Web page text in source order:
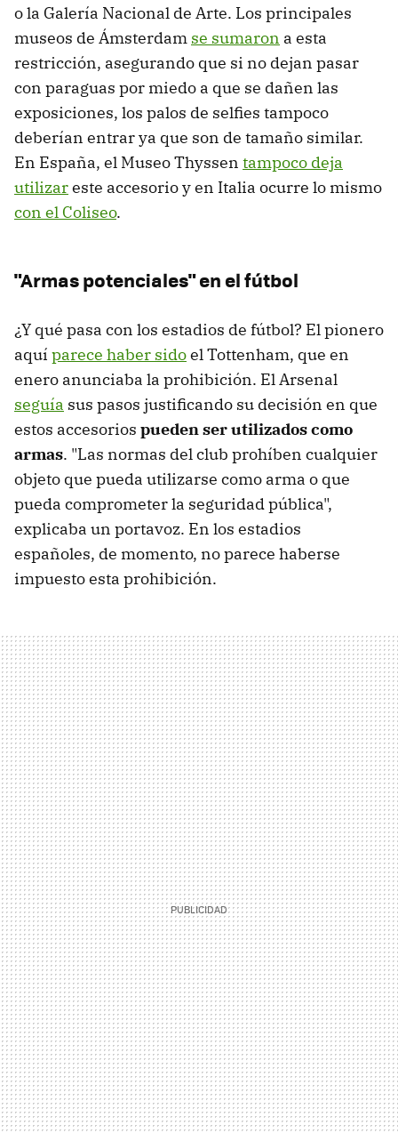
o la Galería Nacional de Arte. Los principales
museos de Ámsterdam se sumaron a esta
restricción, asegurando que si no dejan pasar
con paraguas por miedo a que se dañen las
exposiciones, los palos de selfies tampoco
deberían entrar ya que son de tamaño similar.
En España, el Museo Thyssen tampoco deja
utilizareste accesorio y en Italia ocurre lo mismo
con el Coliseo.
"Armas potenciales" en el fútbol
¿Y qué pasa con los estadios de fútbol? El pionero
aquí parece haber sidoel Tottenham, que en
enero anunciaba la prohibición. El Arsenal
seguía sus pasos justificando su decisión en que
estos accesorios pueden ser utilizados como
armas. "Las normas del club prohíben cualquier
objeto que pueda utilizarse como arma o que
pueda comprometer la seguridad pública",
explicaba un portavoz. En los estadios
españoles, de momento, no parece haberse
impuesto esta prohibición.